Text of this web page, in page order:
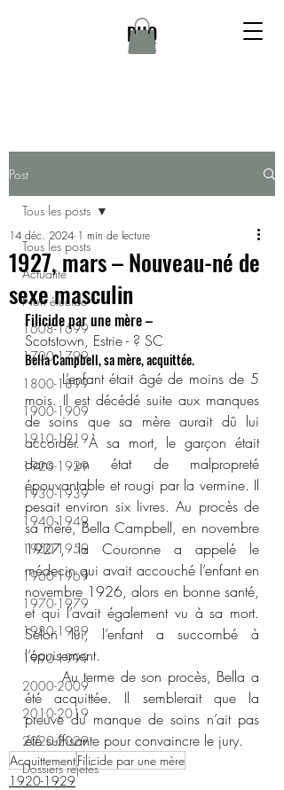
DHQ
Post
Tous les posts
Actualité
Non élucidé
1608-1699
1700-1799
1800-1899
1900-1909
1910-1919
1920-1929
1930-1939
1940-1949
1950-1959
1960-1969
1970-1979
1980-1989
1990-1999
2000-2009
2010-2019
2020-2029
Dossiers rejetés
Tous les posts
1927, mars – Nouveau-né de
sexe masculin
14 déc. 2024 1 min de lecture
Filicide par une mère –
Scotstown, Estrie - ? SC
Bella Campbell, sa mère, acquittée.
	L’enfant était âgé de moins de 5
mois. Il est décédé suite aux manques
de soins que sa mère aurait dû lui
accorder. À sa mort, le garçon était
dans un état de malpropreté
épouvantable et rougi par la vermine. Il
pesait environ six livres. Au procès de
sa mère, Bella Campbell, en novembre
1927, la Couronne a appelé le
médecin qui avait accouché l’enfant en
novembre 1926, alors en bonne santé,
et qui l’avait également vu à sa mort.
Selon lui, l’enfant a succombé à
l’épuisement.
	Au terme de son procès, Bella a
été acquittée. Il semblerait que la
preuve du manque de soins n’ait pas
été suffisante pour convaincre le jury.
AcquittementFilicide par une mère
1920-1929